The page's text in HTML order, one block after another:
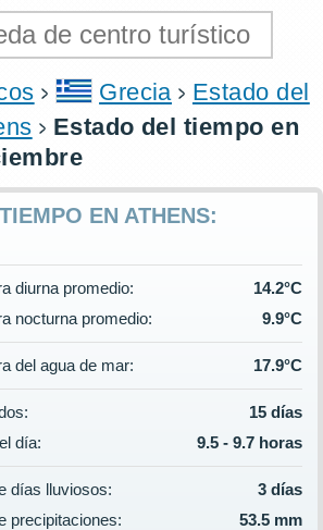
Grecia
Estado del
Estado del tiempo en
EN ATHENS:
diurna promedio:
14.2°C
nocturna promedio:
9.9°C
del agua de mar: 17.9°C
15 días
día:
9.5 - 9.7 horas
días lluviosos:
3 días
precipitaciones:
53.5 mm